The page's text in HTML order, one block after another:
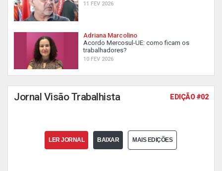
11 FEV 2026
Adriana Marcolino
Acordo Mercosul-UE: como ficam os
trabalhadores?
10 FEV 2026
Jornal Visão Trabalhista EDIÇÃO #02
LER JORNAL BAIXAR MAIS EDIÇÕES